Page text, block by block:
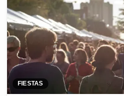
FIESTAS